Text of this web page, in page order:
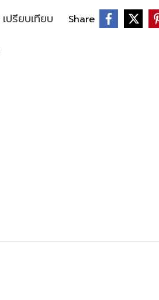
เปรียบเทียบ Share